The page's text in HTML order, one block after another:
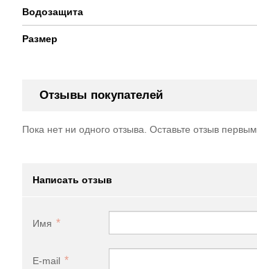
Водозащита
Размер
Отзывы покупателей
Пока нет ни одного отзыва. Оставьте отзыв первым
Написать отзыв
Имя
E-mail